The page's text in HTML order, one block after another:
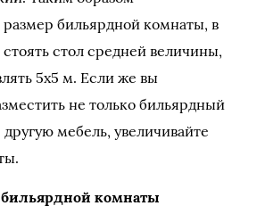
бильярдной комнаты, в
стол средней величины,
5х5 м. Если же вы
не только бильярдный
мебель, увеличивайте
комнаты